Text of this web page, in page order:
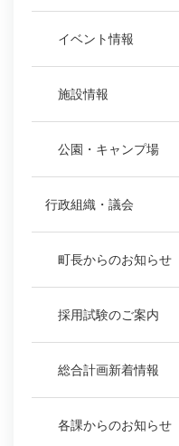
イベント情報
施設情報
公園・キャンプ場
行政組織・議会
町長からのお知らせ
採用試験のご案内
総合計画新着情報
各課からのお知らせ